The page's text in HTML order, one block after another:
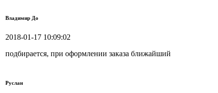
Владимир До
2018-01-17 10:09:02
подбирается, при оформлении заказа ближайший
Руслан